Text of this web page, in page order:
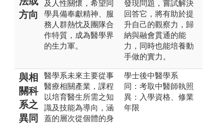
方向
及人性關懷，希望同
學具備奉獻精神、服
務人群熱忱及團隊合
作特質，成為醫學界
的生力軍。
發現問題，嘗試解決
回答它，將有助於提
升自己的觀察力，歸
納與融會貫通的能
力，同時也能培養動
手做的實力。
與相
關科
系之
異同
醫學系未來主要從事
醫療相關產業，課程
以培育醫生所需之知
識及技能為導向，涵
蓋的層次從個體的身
學士後中醫學系
同：考取中醫師執照
異：入學資格、修業
年限